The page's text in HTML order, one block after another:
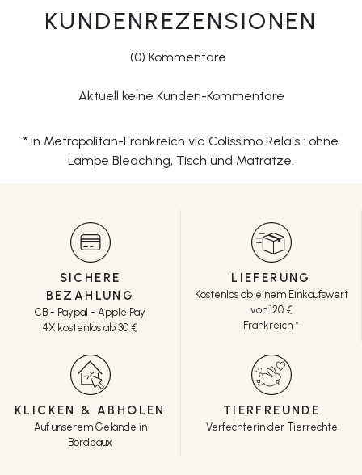
KUNDENREZENSIONEN
(0) Kommentare
Aktuell keine Kunden-Kommentare
* In Metropolitan-Frankreich via Colissimo Relais : ohne
Lampe Bleaching, Tisch und Matratze.
SICHERE
BEZAHLUNG
CB - Paypal - Apple Pay
4X kostenlos ab 30 €
LIEFERUNG
Kostenlos ab einem Einkaufswert
von 120 €
Frankreich *
KLICKEN & ABHOLEN
Auf unserem Gelände in
Bordeaux
TIERFREUNDE
Verfechterin der Tierrechte